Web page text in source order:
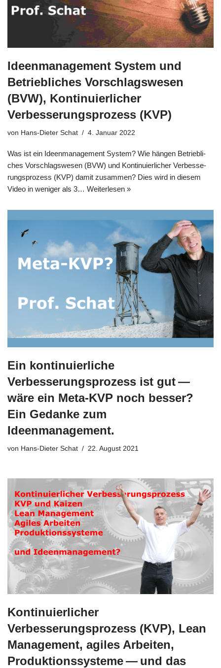
Ideenmanagement System und
Betriebliches Vorschlagswesen
(BVW), Kontinuierlicher
Verbesserungsprozess (KVP)
von Hans-Dieter Schat 4. Januar 2022
Was ist ein Ideen­ma­nage­ment System? Wie hän­gen Betrieb­li­
ches Vor­schlags­we­sen (BVW) und Kon­ti­nu­ier­li­cher Ver­bes­se­
rungs­pro­zess (KVP) damit zusam­men? Dies wird in die­sem
Video in weni­ger als 3… Wei­ter­le­sen »
Ein kontinuierliche
Verbesserungsprozess ist gut —
wäre ein Meta-KVP noch besser?
Ein Gedanke zum
Ideenmanagement.
von Hans-Dieter Schat 22. August 2021
Kontinuierlicher
Verbesserungsprozess (KVP), Lean
Management, agiles Arbeiten,
Produktionssysteme — und das